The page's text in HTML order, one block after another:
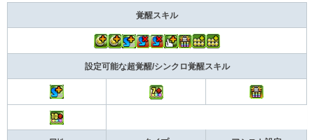
覚醒スキル
設定可能な超覚醒/シンクロ覚醒スキル